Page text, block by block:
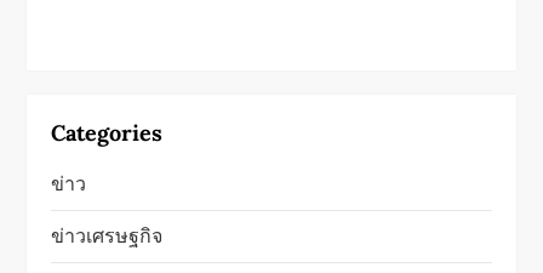
Categories
ข่าว
ข่าวเศรษฐกิจ